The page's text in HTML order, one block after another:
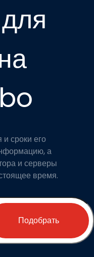
сроки его
а
и серверы
время.
Подобрать